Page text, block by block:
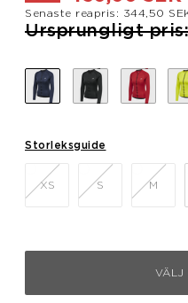
Senaste reapris: 344,50
Pris nedsatt från
Ursprungligt
Storleksguide
XS S M
VÄLJ